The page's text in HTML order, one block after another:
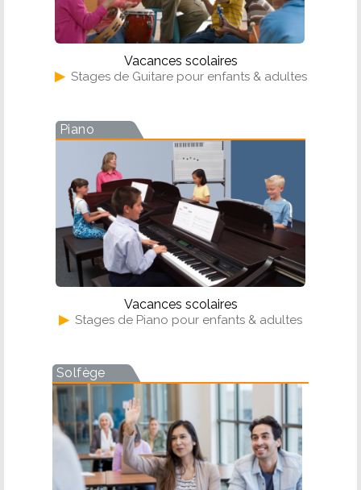
Vacances scolaires
▶ Stages de Guitare pour enfants & adultes
Piano
Vacances scolaires
▶ Stages de Piano pour enfants & adultes
Solfège